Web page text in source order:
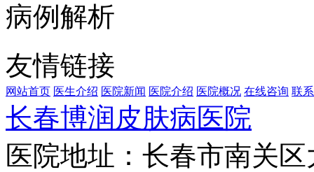
病例解析
友情链接
网站首页 医生介绍 医院新闻 医院介绍 医院概况 在线咨询 联
长春博润皮肤病医院
医院地址：长春市南关